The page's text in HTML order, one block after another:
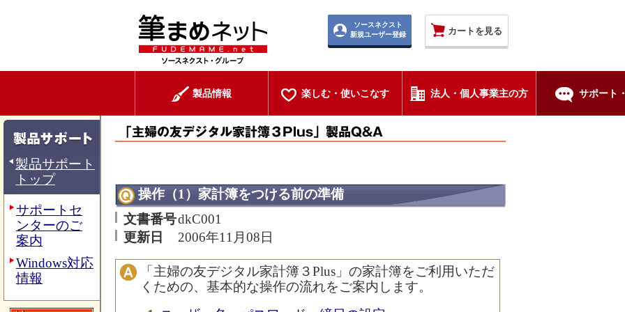
ソースネクスト
新規ユーザー登録
カートを見る
製品情報 楽しむ・使いこなす 法人・個人事業主の方 サポート
製品サポート
トップ
サポートセ
ンターのご
案内
Windows対応
情報
操作（1）家計簿をつける前の準備
文書番号dkC001
更新日
2006年11月08日
「主婦の友デジタル家計簿３Plus」の家計簿をご利用いただ
くための、基本的な操作の流れをご案内します。